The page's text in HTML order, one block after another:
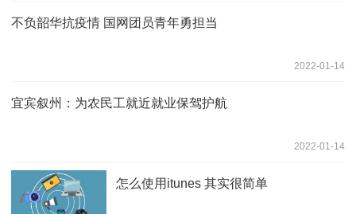
不负韶华抗疫情 国网团员青年勇担当
2022-01-14
宜宾叙州：为农民工就近就业保驾护航
2022-01-14
怎么使用itunes 其实很简单